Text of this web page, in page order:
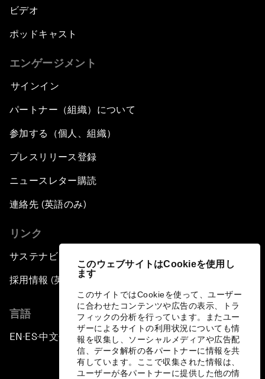
このウェブサイトはCookieを使用し
ます
このサイトではCookieを使って、ユーザー
に合わせたコンテンツや広告の表示、トラ
フィックの分析を行っています。またユー
ザーによるサイトの利用状況についても情
報を収集し、ソーシャルメディアや広告配
信、データ解析の各パートナーに情報を共
有しています。ここで収集された情報は、
ユーザーが各パートナーに提供した他の情
ビデオ
ポッドキャスト
エンゲージメント
サインイン
パートナー（組織）について
参加する（個人、組織）
プレスリリース登録
ニュースレター購読
連絡先 (英語のみ)
リンク
サステナビリティへの取り組み
採用情報 (英語のみ)
言語
EN ▪ES▪中文▪ 日本語